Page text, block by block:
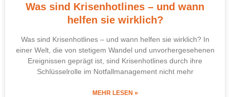
Was sind Krisenhotlines – und wann
helfen sie wirklich?
Was sind Krisenhotlines – und wann helfen sie wirklich? In
einer Welt, die von stetigem Wandel und unvorhergesehenen
Ereignissen geprägt ist, sind Krisenhotlines durch ihre
Schlüsselrolle im Notfallmanagement nicht mehr
MEHR LESEN »